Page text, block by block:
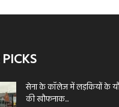
सेना के कॉलेज में लड़कियों के
की खौफनाक...